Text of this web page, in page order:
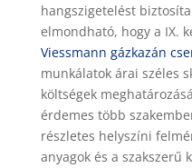
hangszigetelést
elmondható, hogy a IX.
Viessmann gázkazán
munkálatok árai széles
költségek
érdemes több
részletes helyszíni
anyagok és a szakszerű